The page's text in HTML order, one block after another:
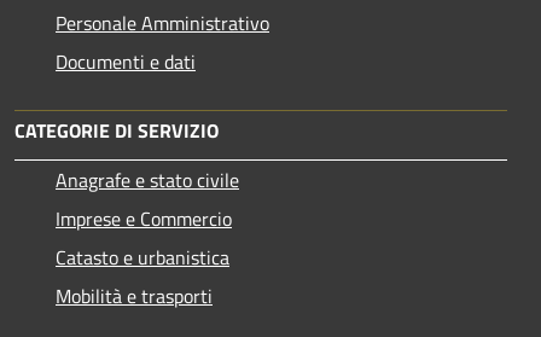
Personale Amministrativo
Documenti e dati
CATEGORIE DI SERVIZIO
Anagrafe e stato civile
Imprese e Commercio
Catasto e urbanistica
Mobilità e trasporti